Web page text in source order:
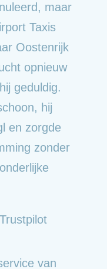
maar
Taxis
Oostenrijk
opnieuw
geduldig.
hij
en zorgde
zonder
Trustpilot
van